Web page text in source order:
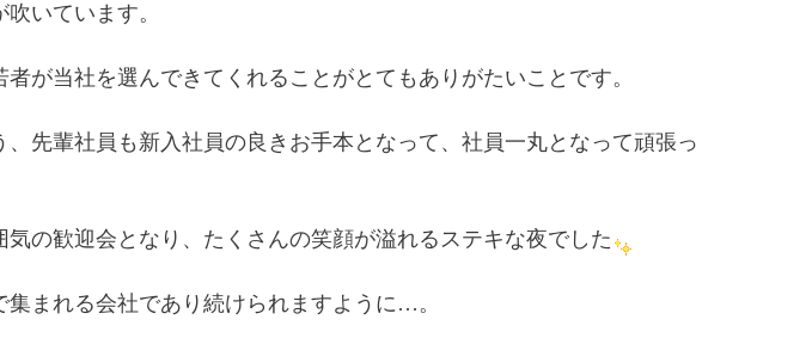
いています。
が当社を選んできてくれることがとてもありがたいことです。
先輩社員も新入社員の良きお手本となって、社員一丸となって頑張っ
の歓迎会となり、たくさんの笑顔が溢れるステキな夜でした
まれる会社であり続けられますように…。